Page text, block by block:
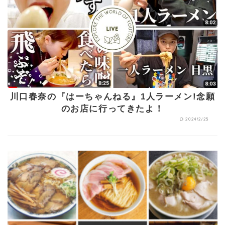
川口春奈の『はーちゃんねる』1人ラーメン!念願
のお店に行ってきたよ！
2024/2/25